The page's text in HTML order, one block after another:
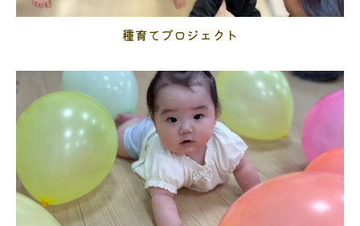
種育てプロジェクト